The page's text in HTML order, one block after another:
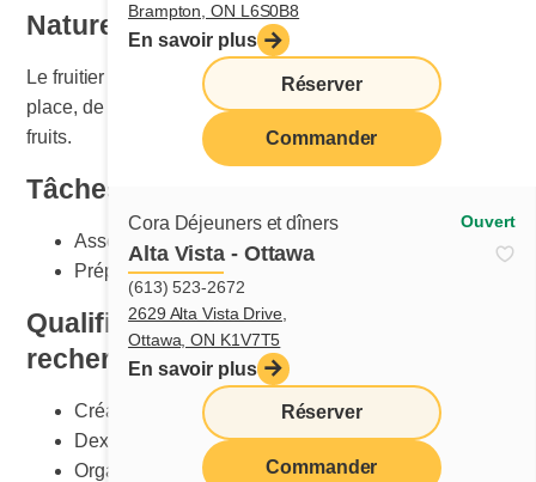
Brampton, ON L6S0B8
En savoir plus
Réserver
Commander
Cora Déjeuners et dîners Ouvert
Alta Vista - Ottawa
(613) 523-2672
2629 Alta Vista Drive,
Ottawa, ON K1V7T5
En savoir plus
Réserver
Commander
Nature du travail
Le fruitier ou la fruitière est responsable de la mise en
place, de l'entretien et du nettoyage de la section des
fruits.
Tâches principales
Assembler les assiettes selon les standards Cora
Préparer et créer les montages du comptoir à fruits
Qualification et compétences
recherchées
Créativité
Dextérité
Organisation